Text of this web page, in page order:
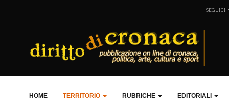
SEGUICI
HOME TERRITORIO RUBRICHE EDITORIALI